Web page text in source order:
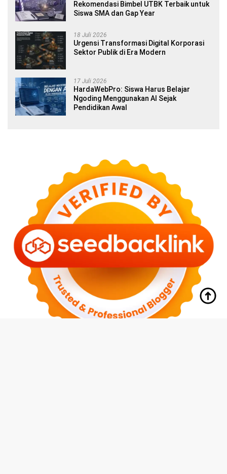
Rekomendasi Bimbel UTBK Terbaik untuk
Siswa SMA dan Gap Year
18 Juli 2026
Urgensi Transformasi Digital Korporasi
Sektor Publik di Era Modern
17 Juli 2026
HardaWebPro: Siswa Harus Belajar
Ngoding Menggunakan AI Sejak
Pendidikan Awal